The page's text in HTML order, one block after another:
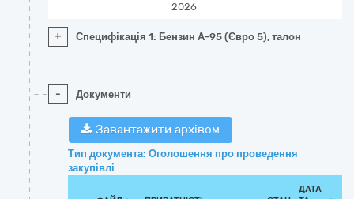
2026
+ Специфікація 1: Бензин А-95 (Євро 5), талон
- Документи
Завантажити архівом
Тип документа: Оголошення про проведення
закупівлі
ДАТА